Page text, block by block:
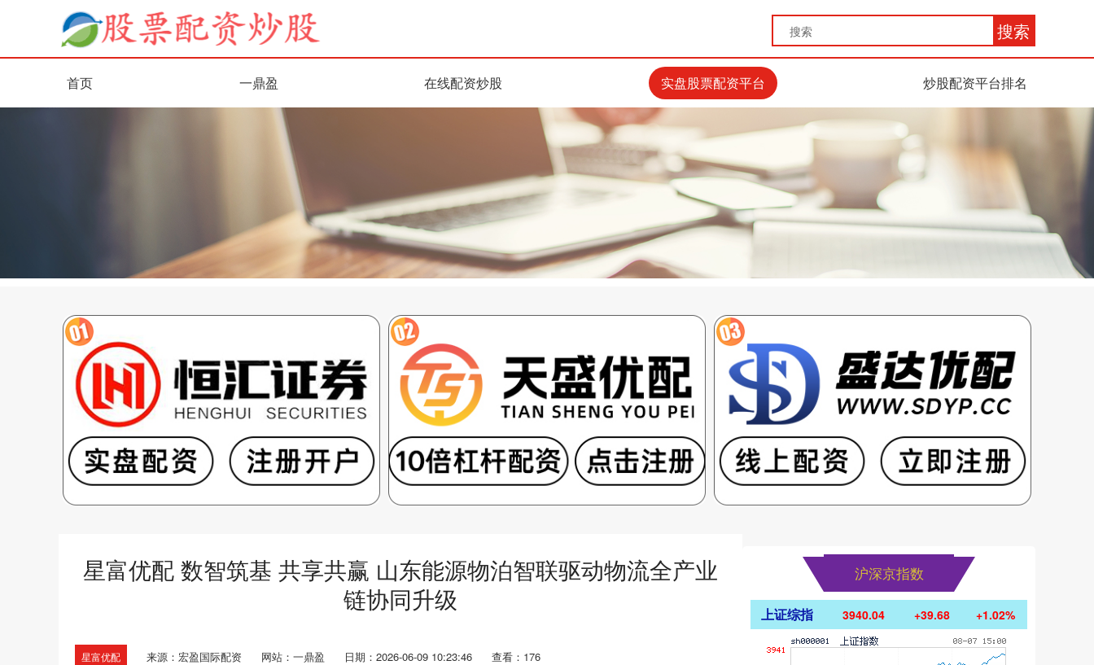
搜索
首页 一鼎盈 在线配资炒股 实盘股票配资平台 炒股配资平台排名
星富优配 数智筑基 共享共赢 山东能源物泊智联驱动物流全产业
链协同升级
星富优配 来源：宏盈国际配资 网站：一鼎盈 日期：2026-06-09 10:23:46 查看：176
沪深京指数
上证综指 3940.04 +39.68 +1.02%